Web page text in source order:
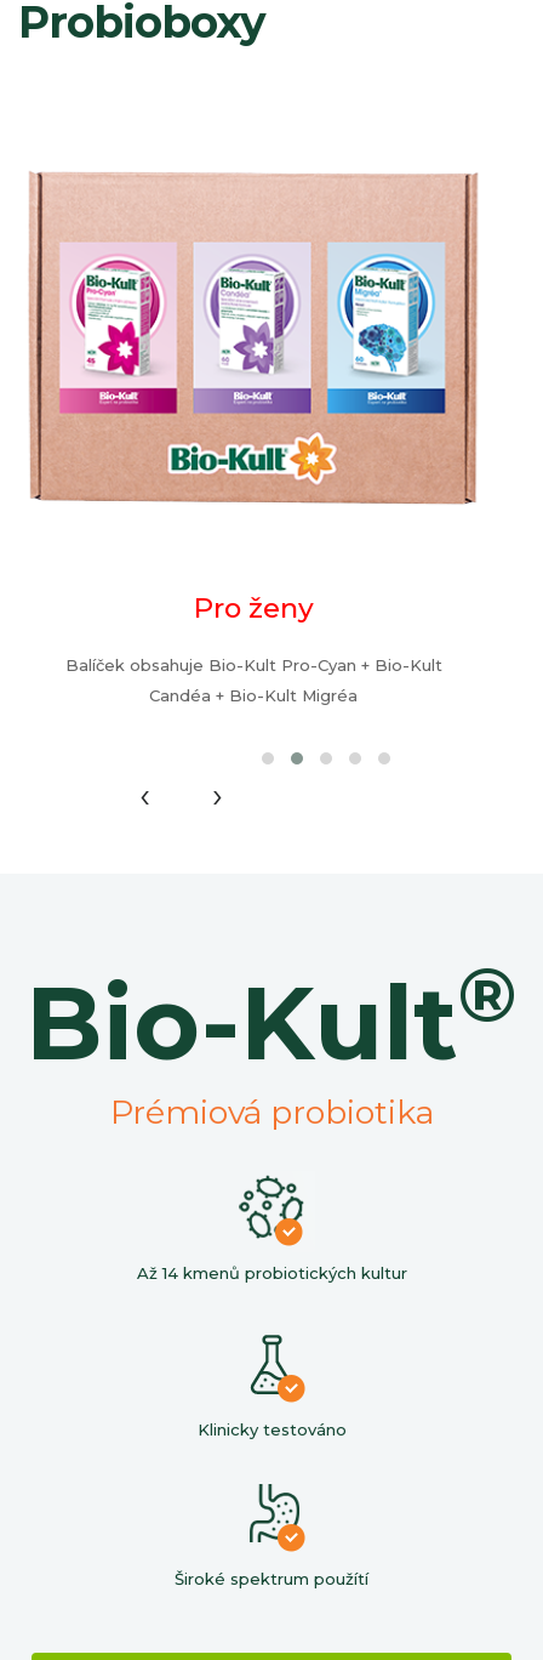
Probioboxy
Pro ženy
Balíček obsahuje Bio-Kult Pro-Cyan + Bio-Kult
Candéa + Bio-Kult Migréa
‹ ›
Bio-Kult®
Prémiová probiotika
Až 14 kmenů probiotických kultur
Klinicky testováno
Široké spektrum použítí